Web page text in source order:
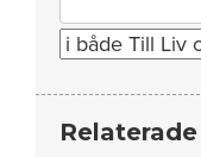
for: